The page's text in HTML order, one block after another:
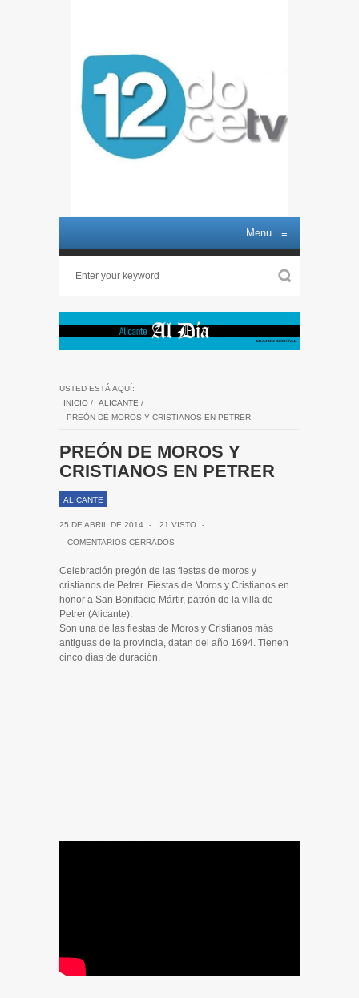
Menu ≡
USTED ESTÁ AQUÍ:
INICIO / ALICANTE /
PREÓN DE MOROS Y CRISTIANOS EN PETRER
PREÓN DE MOROS Y
CRISTIANOS EN PETRER
ALICANTE
25 DE ABRIL DE 2014 - 21 VISTO
-
COMENTARIOS CERRADOS
Celebración pregón de las fiestas de moros y
cristianos de Petrer. Fiestas de Moros y Cristianos en
honor a San Bonifacio Mártir, patrón de la villa de
Petrer (Alicante).
Son una de las fiestas de Moros y Cristianos más
antiguas de la provincia, datan del año 1694. Tienen
cinco días de duración.